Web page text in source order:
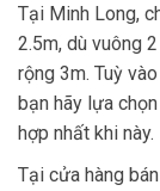
Tại Minh Long,
2.5m, dù vuông
rộng 3m. Tuỳ
bạn hãy lựa
hợp nhất khi này.
Tại cửa hàng